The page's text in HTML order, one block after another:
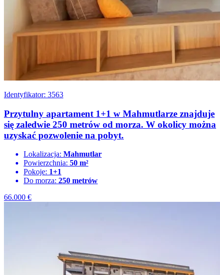
Identyfikator: 3563
Przytulny apartament 1+1 w Mahmutlarze znajduje
się zaledwie 250 metrów od morza. W okolicy można
uzyskać pozwolenie na pobyt.
Lokalizacja: Mahmutlar
Powierzchnia: 50 m²
Pokoje: 1+1
Do morza: 250 metrów
66.000 €